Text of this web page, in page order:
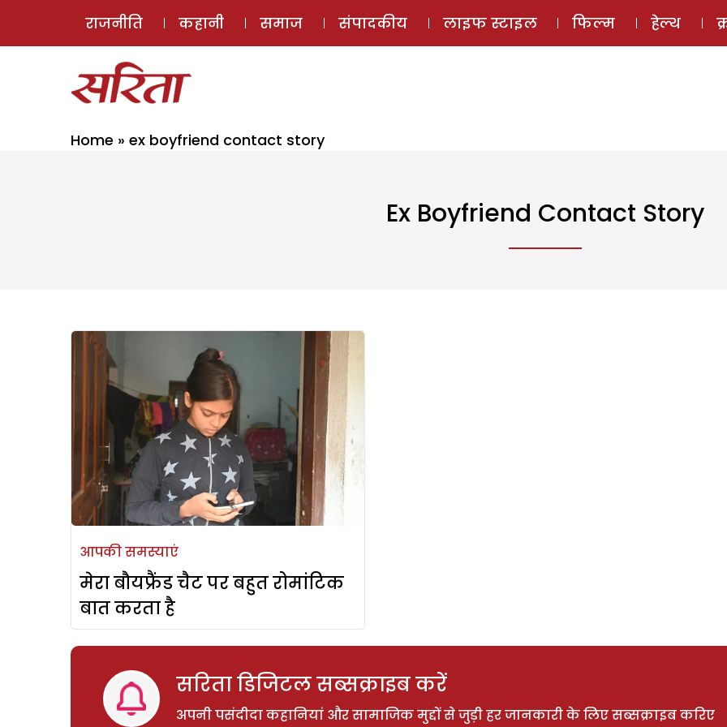
ई-मैगज़ीन
राजनीति कहानी समाज संपादकीय लाइफ स्टाइल फिल्म हेल्थ
Home » ex boyfriend contact story
Ex Boyfriend Contact Story
आपकी समस्याएं
मेरा बौयफ्रैंड चैट पर बहुत रोमांटिक
बात करता है
सरिता डिजिटल सब्सक्राइब करें
अपनी पसंदीदा कहानियां और सामाजिक मुद्दों से जुड़ी हर जानकारी के लिए सब्सक्राइब करिए